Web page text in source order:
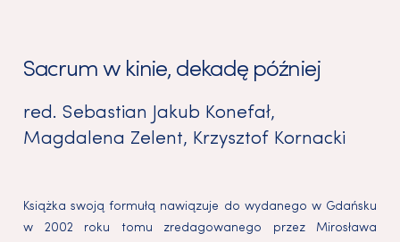
Sacrum w kinie, dekadę później
red. Sebastian Jakub Konefał,
Magdalena Zelent, Krzysztof Kornacki
Książka swoją formułą nawiązuje do wydanego w Gdańsku
w 2002 roku tomu zredagowanego przez Mirosława